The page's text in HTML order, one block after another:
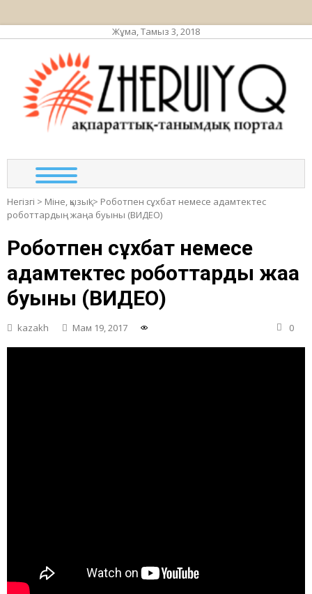
Жұма, Тамыз 3, 2018
Негізгі > Міне, қызық!> Роботпен сұхбат немесе адамтектес
роботтардың жаңа буыны (ВИДЕО)
Роботпен сұхбат немесе
адамтектес роботтардың жаңа
буыны (ВИДЕО)
kazakh Мам 19, 2017 0